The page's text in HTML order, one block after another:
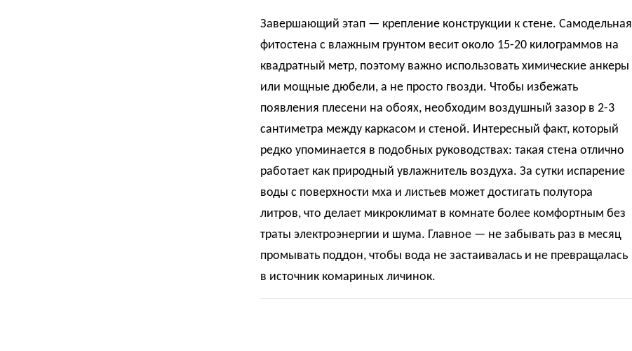
Завершающий этап — крепление конструкции к стене. Самодельная
фитостена с влажным грунтом весит около 15-20 килограммов на
квадратный метр, поэтому важно использовать химические анкеры
или мощные дюбели, а не просто гвозди. Чтобы избежать
появления плесени на обоях, необходим воздушный зазор в 2-3
сантиметра между каркасом и стеной. Интересный факт, который
редко упоминается в подобных руководствах: такая стена отлично
работает как природный увлажнитель воздуха. За сутки испарение
воды с поверхности мха и листьев может достигать полутора
литров, что делает микроклимат в комнате более комфортным без
траты электроэнергии и шума. Главное — не забывать раз в месяц
промывать поддон, чтобы вода не застаивалась и не превращалась
в источник комариных личинок.